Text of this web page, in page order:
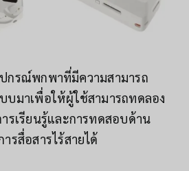
กรณ์พกพาที่มีความสามารถ
มาเพื่อให้ผู้ใช้สามารถทดลอง
รเรียนรู้และการทดสอบด้าน
รสื่อสารไร้สายได้